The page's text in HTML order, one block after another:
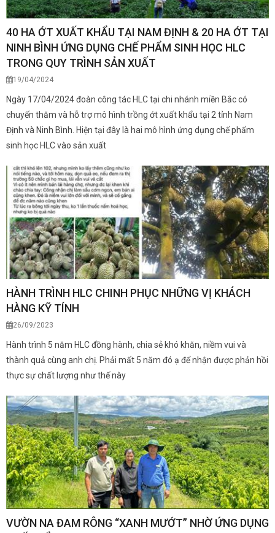
40 HA ỚT XUẤT KHẨU TẠI NAM ĐỊNH & 20 HA ỚT TẠI
NINH BÌNH ỨNG DỤNG CHẾ PHẨM SINH HỌC HLC
TRONG QUY TRÌNH SẢN XUẤT
19/04/2024
Ngày 17/04/2024 đoàn công tác HLC tại chi nhánh miền Bắc có
chuyến thăm và hỗ trợ mô hình trồng ớt xuất khẩu tại 2 tỉnh Nam
Định và Ninh Bình. Hiện tại đây là hai mô hình ứng dụng chế phẩm
sinh học HLC vào sản xuất
HÀNH TRÌNH HLC CHINH PHỤC NHỮNG VỊ KHÁCH
HÀNG KỸ TÍNH
26/09/2023
Hành trình 5 năm HLC đồng hành, chia sẻ khó khăn, niềm vui và
thành quả cùng anh chị. Phải mất 5 năm đó ạ để nhận được phản hồi
thực sự chất lượng như thế này
VƯỜN NA ĐAM RÔNG “XANH MƯỚT” NHỜ ỨNG DỤNG